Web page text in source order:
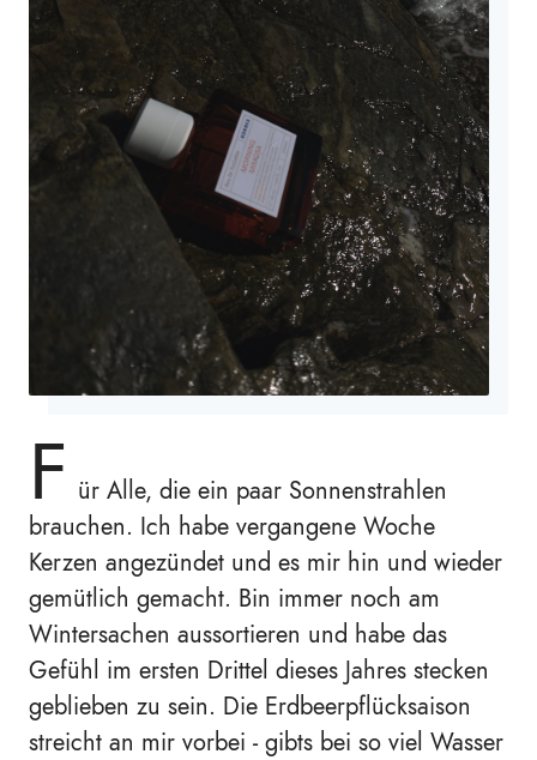
F ür Alle, die ein paar Sonnenstrahlen
brauchen. Ich habe vergangene Woche
Kerzen angezündet und es mir hin und wieder
gemütlich gemacht. Bin immer noch am
Wintersachen aussortieren und habe das
Gefühl im ersten Drittel dieses Jahres stecken
geblieben zu sein. Die Erdbeerpflücksaison
streicht an mir vorbei - gibts bei so viel Wasser